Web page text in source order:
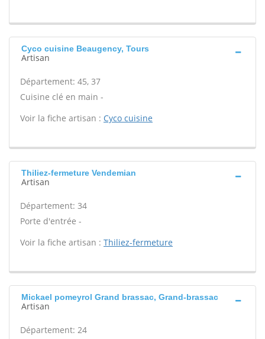
Cyco cuisine Beaugency, Tours
Artisan
Département: 45, 37
Cuisine clé en main -
Voir la fiche artisan : Cyco cuisine
Thiliez-fermeture Vendemian
Artisan
Département: 34
Porte d'entrée -
Voir la fiche artisan : Thiliez-fermeture
Mickael pomeyrol Grand brassac, Grand-brassac
Artisan
Département: 24